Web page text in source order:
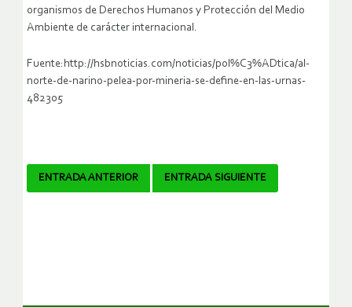
organismos de Derechos Humanos y Protección del Medio
Ambiente de carácter internacional.
Fuente:http://hsbnoticias.com/noticias/pol%C3%ADtica/al-
norte-de-narino-pelea-por-mineria-se-define-en-las-urnas-
482305
Navegador
ENTRADA ANTERIOR ENTRADA SIGUIENTE